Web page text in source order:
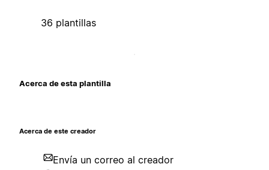
36 plantillas
Acerca de esta plantilla
Acerca de este creador
Envía un correo al creador